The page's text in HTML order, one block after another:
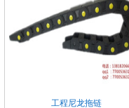
工程尼龙拖链